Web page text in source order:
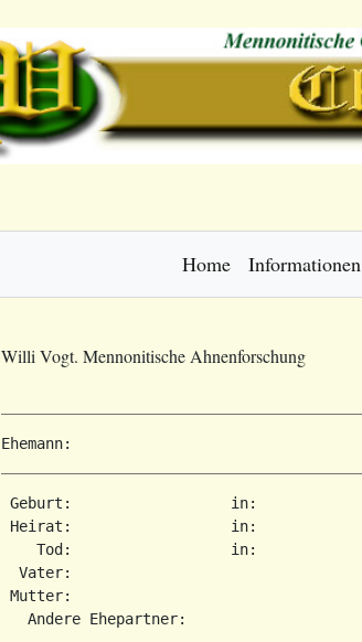
Home Informationen
Willi Vogt. Mennonitische Ahnenforschung
Ehemann:
Geburt:                  in:
Heirat:                  in:
    Tod:                  in:
  Vater:
Mutter: